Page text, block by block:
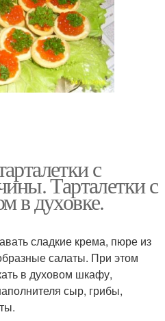
с
Тарталетки с
в духовке.
сладкие крема, пюре из
салаты. При этом
в духовом шкафу,
сыр, грибы,